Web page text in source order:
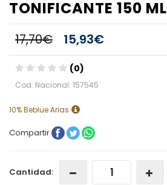
TONIFICANTE 150 ML
17,70€ 15,93€
(0)
Cod. Nacional: 157545
10% Beblue Arias
Compartir
Cantidad: